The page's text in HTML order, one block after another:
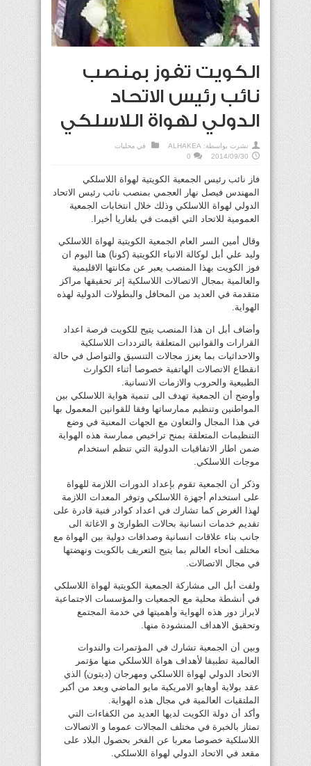
الكويت تفوز بمنصب
نائب رئيس الاتحاد
الدولي لهواة اللاسلكي
نشرت بواسطة: ALHAKEA في محليات
2014/09/30
0
فاز نائب رئيس الجمعية الكويتية لهواة اللاسلكي
المهندس فيصل نهار العجمي بمنصب نائب رئيس الاتحاد
الدولي لهواة اللاسلكي وذلك خلال انتخابات الجمعية
العمومية للاتحاد التي اقيمت في بلغاريا أخيرا.
وقال أمين السر العام الجمعية الكويتية لهواة اللاسلكي
وليد علي أبل لوكالة الانباء الكويتية (كونا) هنا اليوم ان
فوز الكويت بهذا المنصب يعبر عن مكانتها الاقليمية
والعالمية بمجال الاتصالات اللاسلكية إثر تحقيقها مراكز
متقدمة في العديد من المحافل والبطولات الدولية لهذه
الهواية.
وأضاف أبل ان هذا المنصب يتيح للكويت فرصة اعداد
القرارات والقوانين المتعلقة بالترددات اللاسلكية
والاحداثيات بما يعزز مجالات التنسيق والتواصل في حالة
انقطاع الاتصالات الهاتفية خصوصا أثناء الكوارث
الطبيعية والحروب والازمات الانسانية.
وأوضح أن الجمعية تهدف الى تنمية هواية اللاسلكي بين
المواطنين وتنظيم ممارساتها وفقا للقوانين المعمول بها
في هذا المجال والتعاون مع الجهات المعنية في وضع
التنظيمات المتعلقة بمنح تراخيص ممارسة هذه الهواية
ضمن اطار الاتفاقيات الدولية التي تنظم استخدام
موجات اللاسلكي.
وذكر أن الجمعية تقوم بإعداد الدورات اللازمة للهواة
على استخدام أجهزة اللاسلكي وتوفر المعدات اللازمة
لهذا الغرض كما تشارك في اعداد كوادر فنية قادرة على
تقديم خدمات انسانية بحالات الطوارئ و الاغاثة الى
جانب بناء علاقات انسانية وصداقات دولية بين الهواة مع
مختلف أنحاء العالم بما يتيح التعريف بالكويت ونهضتها
في مجال الاتصالات.
ولفت أبل الى مشاركة الجمعية الكويتية لهواة اللاسلكي
في أنشطة محلية مع الجمعيات والمؤسسات الاجتماعية
لابراز دور هذه الهواية وأهميتها في خدمة المجتمع
وتحقيق الاهداف المنشودة منها.
وبين أن الجمعية تشارك في المؤتمرات والندوات
العالمية تطبيقا لأهداف هواة اللاسلكي منها مؤتمر
الاتحاد الدولي لهواة اللاسلكي ومهرجان (ديتون) الذي
عقد بولاية أوهايو الامريكية مايو الماضي ويعد من أكبر
الملتقيات العالمية في مجال هذه الهواية.
وأكد أن دولة الكويت لديها العديد من الكفاءات التي
تمتاز بالخبرة في مختلف المجالات عموما و الاتصالات
اللاسلكية خصوصا معربا عن الفخر بحصول البلاد على
مقعد في الاتحاد الدولي لهواة اللاسلكي.